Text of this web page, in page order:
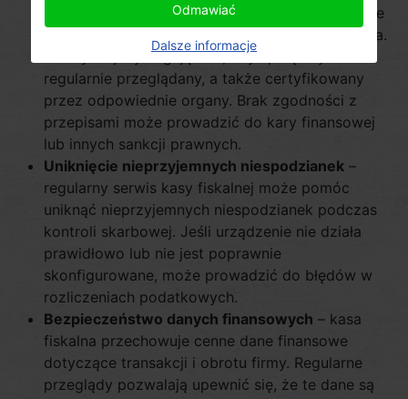
kasy fiskalnej jest niezbędny, aby upewnić się, że
urządzenie spełnia obowiązujące przepisy prawa.
Zazwyczaj wymagają one, aby sprzęt był
regularnie przeglądany, a także certyfikowany
przez odpowiednie organy. Brak zgodności z
przepisami może prowadzić do kary finansowej
lub innych sankcji prawnych.
Uniknięcie nieprzyjemnych niespodzianek –
regularny serwis kasy fiskalnej może pomóc
uniknąć nieprzyjemnych niespodzianek podczas
kontroli skarbowej. Jeśli urządzenie nie działa
prawidłowo lub nie jest poprawnie
skonfigurowane, może prowadzić do błędów w
rozliczeniach podatkowych.
Bezpieczeństwo danych finansowych – kasa
fiskalna przechowuje cenne dane finansowe
dotyczące transakcji i obrotu firmy. Regularne
przeglądy pozwalają upewnić się, że te dane są
Odmawiać
Dalsze informacje